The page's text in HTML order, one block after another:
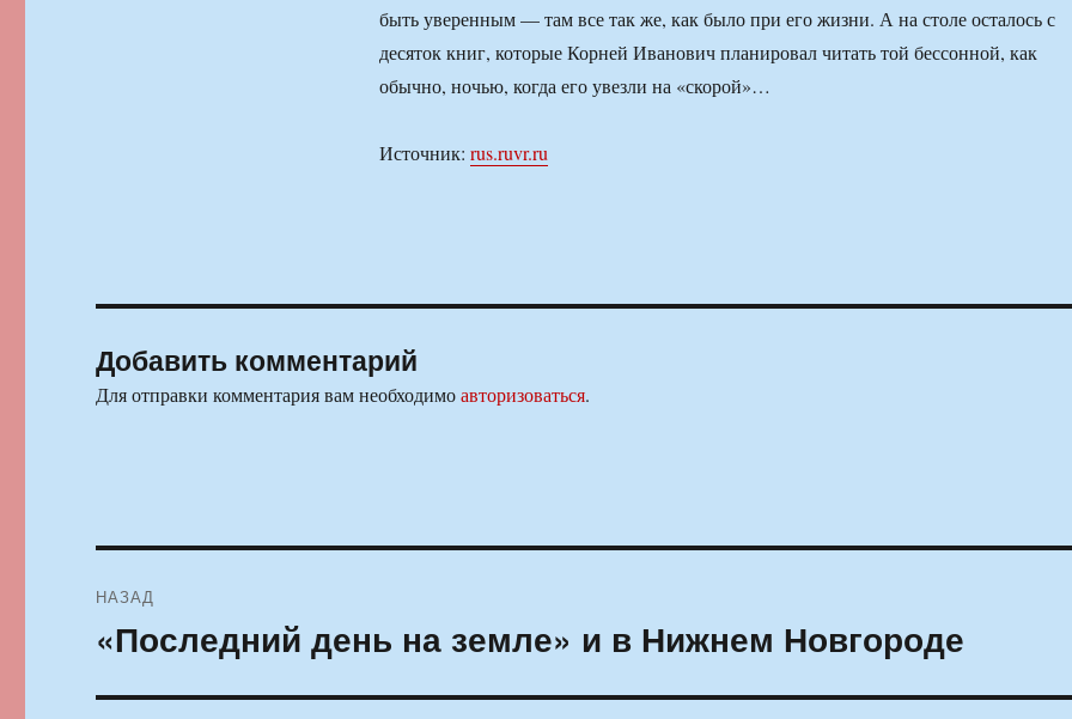
быть уверенным — там все так же, как было при его жизни. А на столе осталось с
десяток книг, которые Корней Иванович планировал читать той бессонной, как
обычно, ночью, когда его увезли на «скорой»…
Источник: rus.ruvr.ru
Добавить комментарий
Для отправки комментария вам необходимоавторизоваться.
по
НАЗАД
Предыдущая
«Последний день на земле» и в Нижнем Новгороде